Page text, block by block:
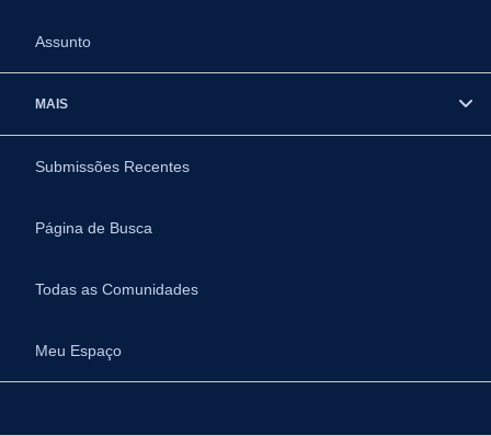
Assunto
MAIS
Submissões Recentes
Página de Busca
Todas as Comunidades
Meu Espaço